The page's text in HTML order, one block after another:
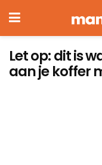
Let op: dit is
aan je koffer